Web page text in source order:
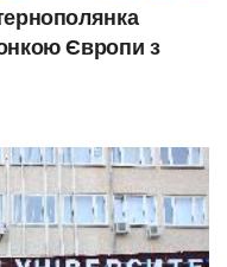
Європи з